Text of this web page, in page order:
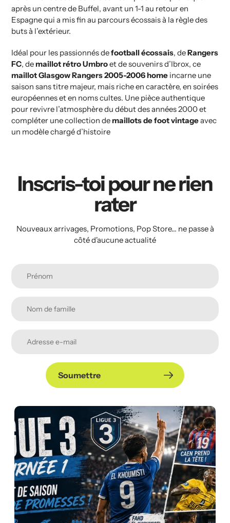
après un centre de Buffel, avant un 1-1 au retour en
Espagne qui a mis fin au parcours écossais à la règle des
buts à l’extérieur.
Idéal pour les passionnés defootball écossais, deRangers
FC, de maillot rétro Umbroet de souvenirs d’Ibrox, ce
maillot Glasgow Rangers 2005-2006 home incarne une
saison sans titre majeur, mais riche en caractère, en soirées
européennes et en noms cultes. Une pièce authentique
pour revivre l’atmosphère du début des années 2000 et
compléter une collection de maillots de foot vintageavec
un modèle chargé d’histoire
Inscris-toi pour ne rien
rater
Nouveaux arrivages, Promotions, Pop Store... ne passe à
côté d'aucune actualité
Soumettre